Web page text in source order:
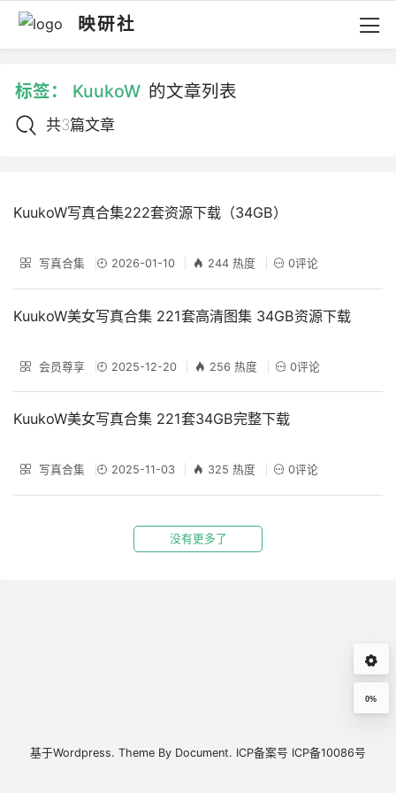
映研社
标签： KuukoW 的文章列表
共3篇文章
KuukoW写真合集222套资源下载（34GB）
写真合集 2026-01-10 244 热度 0评论
KuukoW美女写真合集 221套高清图集 34GB资源下载
会员尊享 2025-12-20 256 热度 0评论
KuukoW美女写真合集 221套34GB完整下载
写真合集 2025-11-03 325 热度 0评论
没有更多了
0%
基于Wordpress. Theme By Document. ICP备案号 ICP备10086号